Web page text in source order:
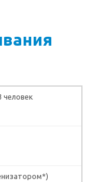
человек